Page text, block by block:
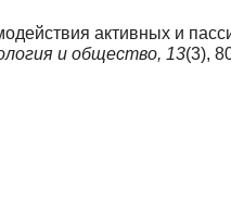
активных и
и общество, 13(3),